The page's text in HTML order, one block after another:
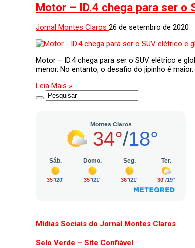
Motor – ID.4 chega para ser o
Jornal Montes Claros 26 de setembro de 2020
Motor – ID.4 chega para ser o SUV elétrico e
menor. No entanto, o desafio do jipinho é
Leia Mais »
Mídias Sociais do Jornal Montes Claros
Selo Verde – Site Confiável